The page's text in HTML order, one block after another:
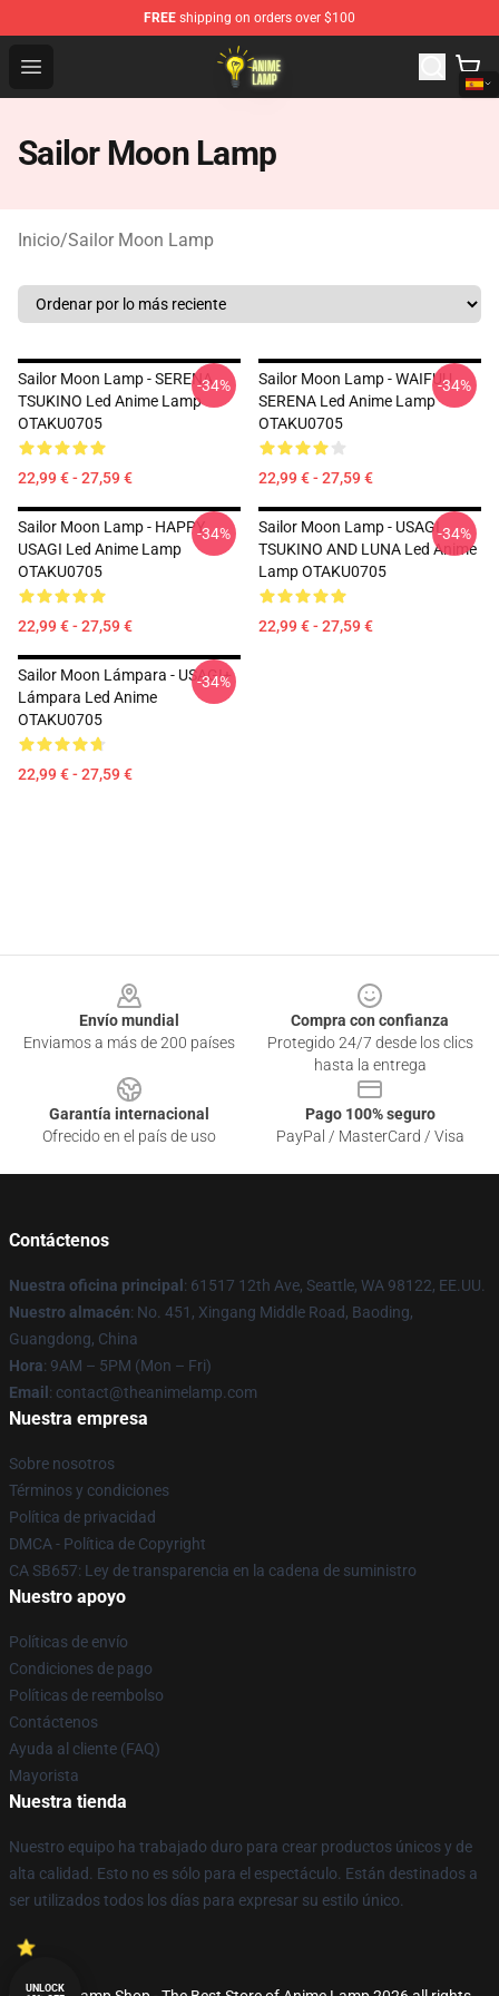
FREE shipping on orders over $100
Open menu
Anime Lamp Shop - The Best Store of Anime Lamp
Sailor Moon Lamp
Inicio/Sailor Moon Lamp
Sailor Moon Lamp - SERENA
TSUKINO Led Anime Lamp
OTAKU0705
22,99 € - 27,59 €
-34%
Sailor Moon Lamp - WAIFUU
SERENA Led Anime Lamp
OTAKU0705
22,99 € - 27,59 €
-34%
Sailor Moon Lamp - HAPPY
USAGI Led Anime Lamp
OTAKU0705
22,99 € - 27,59 €
-34%
Sailor Moon Lamp - USAGI
TSUKINO AND LUNA Led Anime
Lamp OTAKU0705
22,99 € - 27,59 €
-34%
Sailor Moon Lámpara - USAGI+
Lámpara Led Anime
OTAKU0705
22,99 € - 27,59 €
-34%
Envío mundial
Enviamos a más de 200 países
Compra con confianza
Protegido 24/7 desde los clics
hasta la entrega
Garantía internacional
Ofrecido en el país de uso
Pago 100% seguro
PayPal / MasterCard / Visa
Contáctenos
Nuestra oficina principal : 61517 12th Ave, Seattle, WA 98122, EE.UU.
Nuestro almacén: No. 451, Xingang Middle Road, Baoding,
Guangdong, China
Hora: 9AM – 5PM (Mon – Fri)
Email : contact@theanimelamp.com
Nuestra empresa
Sobre nosotros
Términos y condiciones
Política de privacidad
DMCA - Política de Copyright
CA SB657: Ley de transparencia en la cadena de suministro
Nuestro apoyo
Políticas de envío
Condiciones de pago
Políticas de reembolso
Contáctenos
Ayuda al cliente (FAQ)
Mayorista
Nuestra tienda
Nuestro equipo ha trabajado duro para crear productos únicos y de
alta calidad. Esto no es sólo para el espectáculo. Están destinados a
ser utilizados todos los días para expresar su estilo único.
UNLOCK